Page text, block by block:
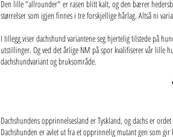
Den lille "allrounder" er rasen blitt kalt, og den bærer
størrelser som igjen finnes i tre forskjellige hårlag. Altså ni
I tillegg viser dachshund variantene seg hjertelig tilstede på
utstillinger. Og ved det årlige NM på spor kvalifiserer vår lille
dachshundvariant og bruksområde.
Dachshundens opprinnelsesland er Tyskland, og dachs er
Dachshunden er avlet ut fra et opprinnelig mutant gen som